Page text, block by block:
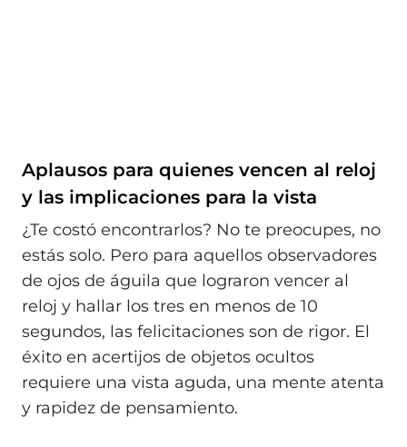
Aplausos para quienes vencen al reloj
y las implicaciones para la vista
¿Te costó encontrarlos? No te preocupes, no
estás solo. Pero para aquellos observadores
de ojos de águila que lograron vencer al
reloj y hallar los tres en menos de 10
segundos, las felicitaciones son de rigor. El
éxito en acertijos de objetos ocultos
requiere una vista aguda, una mente atenta
y rapidez de pensamiento.